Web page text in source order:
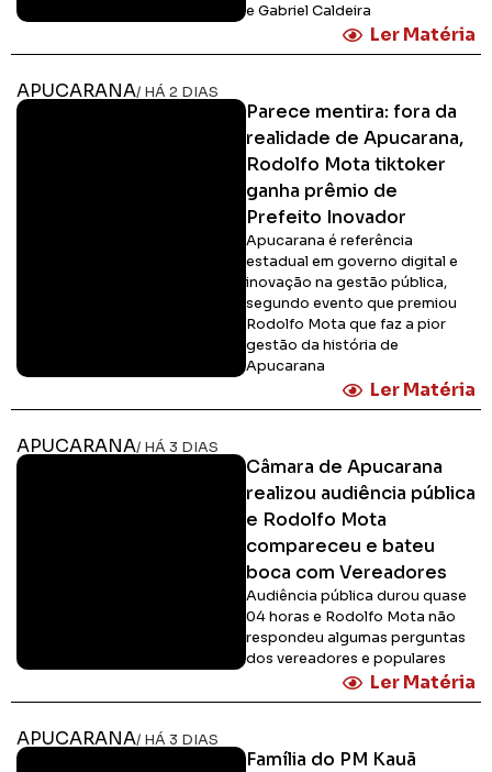
e Gabriel Caldeira
Ler Matéria
APUCARANA/ HÁ 2 DIAS
Parece mentira: fora da
realidade de Apucarana,
Rodolfo Mota tiktoker
ganha prêmio de
Prefeito Inovador
Apucarana é referência
estadual em governo digital e
inovação na gestão pública,
segundo evento que premiou
Rodolfo Mota que faz a pior
gestão da história de
Apucarana
Ler Matéria
APUCARANA/ HÁ 3 DIAS
Câmara de Apucarana
realizou audiência pública
e Rodolfo Mota
compareceu e bateu
boca com Vereadores
Audiência pública durou quase
04 horas e Rodolfo Mota não
respondeu algumas perguntas
dos vereadores e populares
Ler Matéria
APUCARANA/ HÁ 3 DIAS
Família do PM Kauã